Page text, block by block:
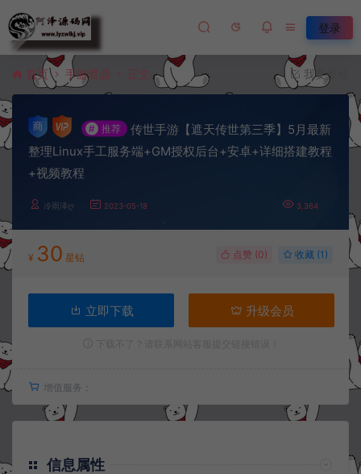
登录
首页 手游资源 正文 我要投稿
# 推荐
传世手游【遮天传世第三季】5月最新
整理Linux手工服务端+GM授权后台+安卓+详细搭建教程
+视频教程
冷雨泽ღ 2023-05-18 3,364
¥ 30 星钻 点赞 (0) 收藏 (1)
立即下载 升级会员
增值服务：
信息属性